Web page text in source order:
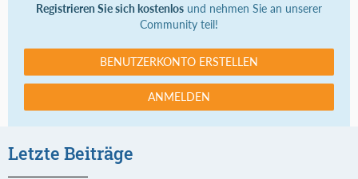
Registrieren Sie sich kostenlos und nehmen Sie an unserer
Community teil!
BENUTZERKONTO ERSTELLEN
ANMELDEN
Letzte Beiträge